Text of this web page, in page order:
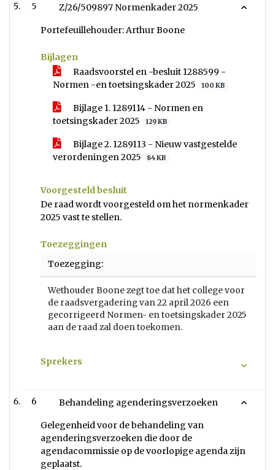
5 Z/26/509897 Normenkader 2025
Portefeuillehouder: Arthur Boone
Bijlagen
Raadsvoorstel en -besluit 1288599 -
Normen -en toetsingskader 2025
100 KB
Bijlage 1. 1289114 - Normen en
toetsingskader 2025
129 KB
Bijlage 2. 1289113 - Nieuw vastgestelde
verordeningen 2025
84 KB
Voorgesteld besluit
De raad wordt voorgesteld om het normenkader
2025 vast te stellen.
Toezeggingen
Toezegging:
Wethouder Boone zegt toe dat het college voor
de raadsvergadering van 22 april 2026 een
gecorrigeerd Normen- en toetsingskader 2025
aan de raad zal doen toekomen.
Sprekers
6 Behandeling agenderingsverzoeken
Gelegenheid voor de behandeling van
agenderingsverzoeken die door de
agendacommissie op de voorlopige agenda zijn
geplaatst.